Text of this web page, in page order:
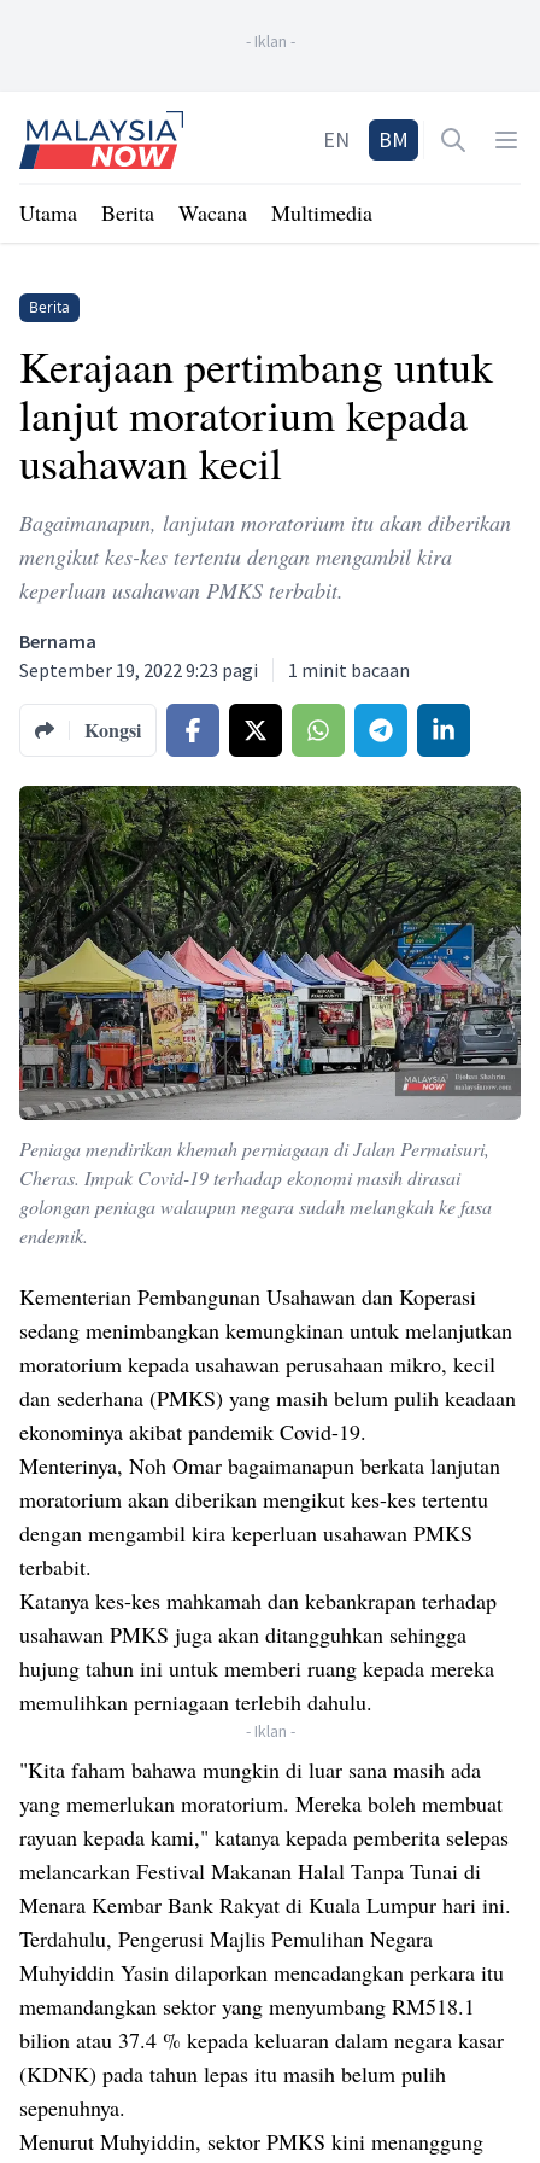
- Iklan -
Home
EN BM Open
Utama Berita Wacana Multimedia
Berita
Kerajaan pertimbang untuk
lanjut moratorium kepada
usahawan kecil
Bagaimanapun, lanjutan moratorium itu akan diberikan
mengikut kes-kes tertentu dengan mengambil kira
keperluan usahawan PMKS terbabit.
Bernama
September 19, 2022 9:23 pagi
1 minit bacaan
Kongsi
Peniaga mendirikan khemah perniagaan di Jalan Permaisuri,
Cheras. Impak Covid-19 terhadap ekonomi masih dirasai
golongan peniaga walaupun negara sudah melangkah ke fasa
endemik.
Kementerian Pembangunan Usahawan dan Koperasi
sedang menimbangkan kemungkinan untuk melanjutkan
moratorium kepada usahawan perusahaan mikro, kecil
dan sederhana (PMKS) yang masih belum pulih keadaan
ekonominya akibat pandemik Covid-19.
Menterinya, Noh Omar bagaimanapun berkata lanjutan
moratorium akan diberikan mengikut kes-kes tertentu
dengan mengambil kira keperluan usahawan PMKS
terbabit.
Katanya kes-kes mahkamah dan kebankrapan terhadap
usahawan PMKS juga akan ditangguhkan sehingga
hujung tahun ini untuk memberi ruang kepada mereka
memulihkan perniagaan terlebih dahulu.
- Iklan -
"Kita faham bahawa mungkin di luar sana masih ada
yang memerlukan moratorium. Mereka boleh membuat
rayuan kepada kami," katanya kepada pemberita selepas
melancarkan Festival Makanan Halal Tanpa Tunai di
Menara Kembar Bank Rakyat di Kuala Lumpur hari ini.
Terdahulu, Pengerusi Majlis Pemulihan Negara
Muhyiddin Yasin dilaporkan mencadangkan perkara itu
memandangkan sektor yang menyumbang RM518.1
bilion atau 37.4 % kepada keluaran dalam negara kasar
(KDNK) pada tahun lepas itu masih belum pulih
sepenuhnya.
Menurut Muhyiddin, sektor PMKS kini menanggung